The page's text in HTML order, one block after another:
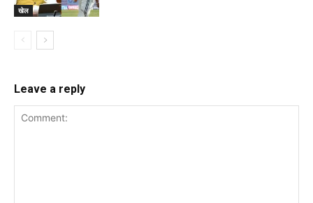
खेल
Leave a reply